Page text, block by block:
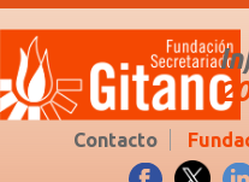
Contacto